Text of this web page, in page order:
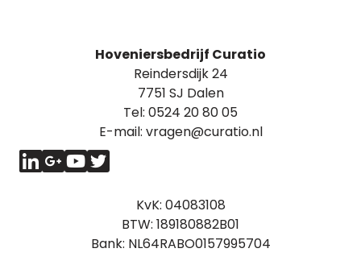
Hoveniersbedrijf Curatio
Reindersdijk 24
7751 SJ Dalen
Tel: 0524 20 80 05
E-mail: vragen@curatio.nl
KvK: 04083108
BTW: 189180882B01
Bank: NL64RABO0157995704